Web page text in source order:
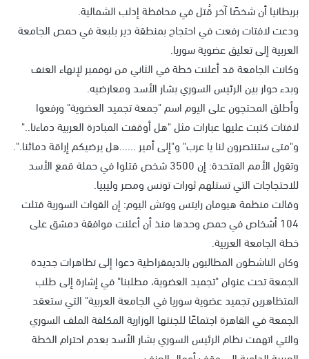
بريطانيا أن شخصًا آخر قُتل في محافظة إدلب الشمالية.
ودعت لافتات رفعت في احتجاج بمنطقة دير بلبعة في حمص الجامعة
العربية إلى تعليق عضوية سوريا.
وكانت الجامعة قد أعلنت خطة في الثاني من نوفمبر لإنهاء العنف
وبدء حوار بين الرئيس السوري بشار الأسد ومعارضيه.
وأطلق المحتجون على اليوم اسم "جمعة تجميد العضوية" ورفعوا
لافتات كتبت عليها عبارات مثل "هل أوقفت المبادرة العربية دماءنا.."
و"متى ستنتصرون لنا يا عرب" و"إلى أمير ......هل يرضيكم إراقة دمائنا.".
وتقول الأمم المتحدة: إن 3500 شخص قتلوا في حملة قمع الأسد
للاحتجاجات التي تستلهم ثورات تونس ومصر وليبيا.
وقالت منظمة هيومان رايتس ووتش اليوم: إن القوات السورية قتلت
104 أشخاص في حمص وحدها منذ أن أعلنت موافقة دمشق على
خطة الجامعة العربية.
وكان الناشطون المطالبون بالديمقراطية دعوا إلى تظاهرات جديدة
الجمعة تحت عنوان "تجميد العضوية، مطلبنا" في إشارة إلى طلب
المتظاهرين تجميد عضوية سوريا في الجامعة العربية" التي ستعقد
الجمعة في القاهرة اجتماعًا للجنتها الوزارية المكلفة الملف السوري
والتي اتهمت نظام الرئيس السوري بشار الأسد بعدم احترام الخطة